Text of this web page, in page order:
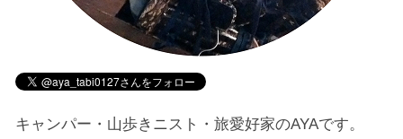
キャンパー・山歩きニスト・旅愛好家のAYAです。